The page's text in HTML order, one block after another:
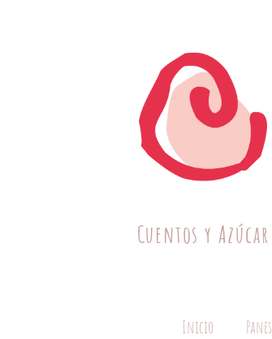
Cuentos y Azúcar
Inicio Panes